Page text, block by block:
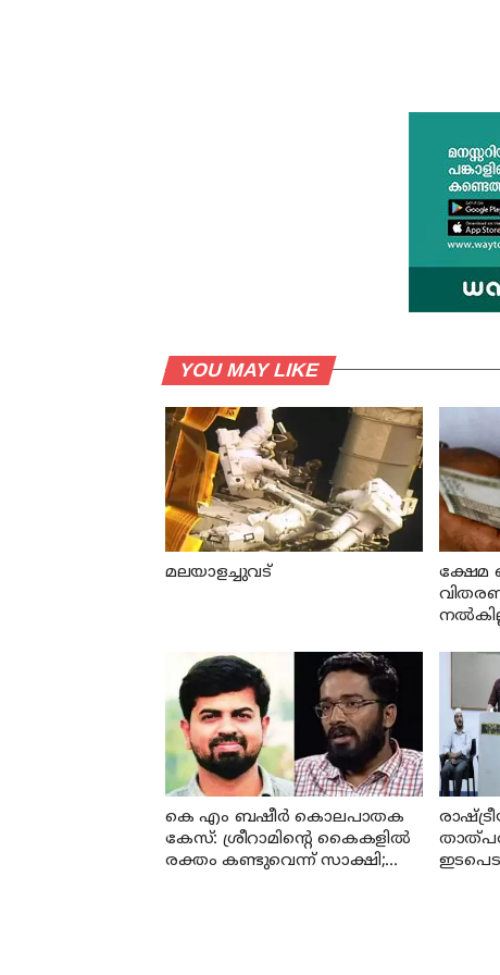
YOU MAY LIKE
മലയാളച്ചുവട്
കെ എം ബഷീര്‍ കൊലപാതക
കേസ്: ശ്രീറാമിന്റെ കൈകളില്‍
രക്തം കണ്ടുവെന്ന് സാക്ഷി;